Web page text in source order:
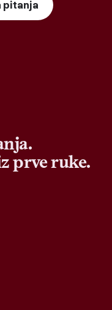
pitanja
prve ruke.